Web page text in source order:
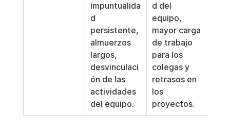
impuntualida
d
persistente,
almuerzos
largos,
desvinculaci
ón de las
actividades
del equipo.
d del
equipo,
mayor carga
de trabajo
para los
colegas y
retrasos en
los
proyectos.